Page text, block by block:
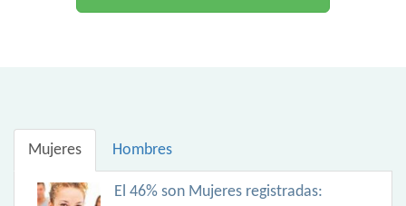
Mujeres Hombres
El 46% son Mujeres registradas: